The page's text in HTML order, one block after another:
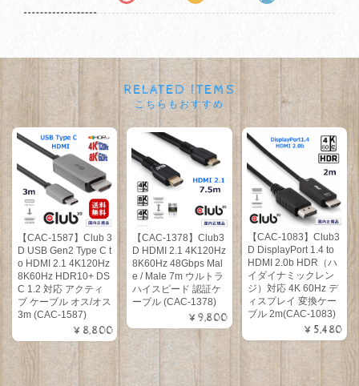
RELATED ITEMS
こちらもおすすめ
【CAC-1587】Club 3
D USB Gen2 Type C t
o HDMI 2.1 4K120Hz
8K60Hz HDR10+ DS
C 1.2 対応 アクティ
ブ ケーブル オス/オス
3m (CAC-1587)
¥8,800
【CAC-1378】Club3
D HDMI 2.1 4K120Hz
8K60Hz 48Gbps Mal
e / Male 7m ウルトラ
ハイスピード 認証ケ
ーブル (CAC-1378)
¥9,800
【CAC-1083】Club3
D DisplayPort 1.4 to
HDMI 2.0b HDR（ハ
イダイナミックレン
ジ）対応 4K 60Hz デ
ィスプレイ 変換ケー
ブル 2m(CAC-1083)
¥5,480